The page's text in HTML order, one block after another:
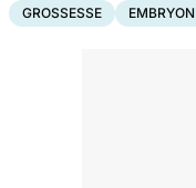
GROSSESSE EMBRYON